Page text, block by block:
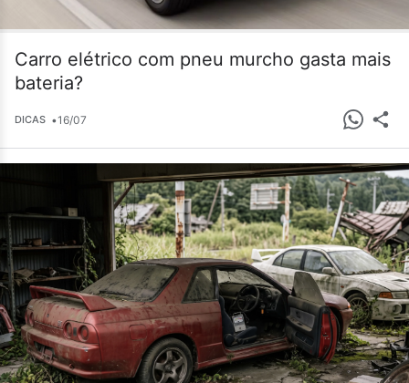
Carro elétrico com pneu murcho gasta mais
bateria?
DICAS •16/07